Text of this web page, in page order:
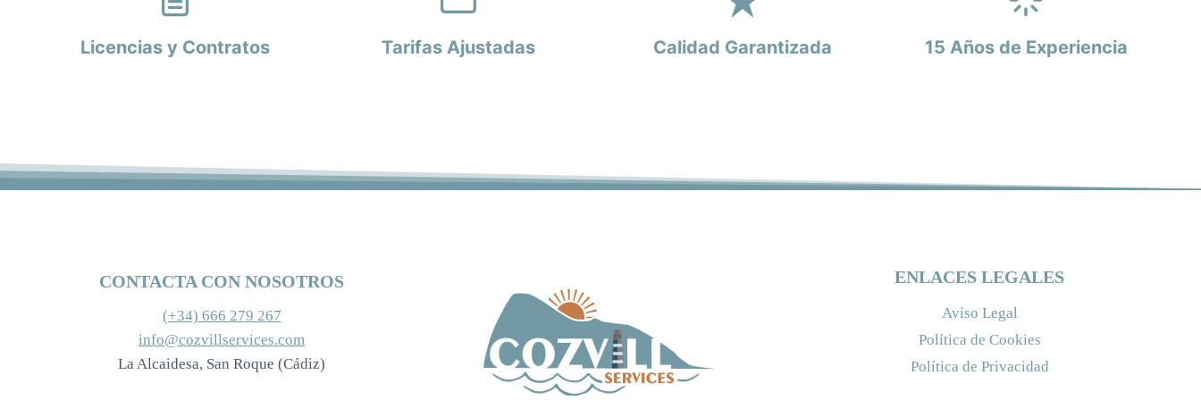
Licencias y Contratos Tarifas Ajustadas Calidad Garantizada 15 Años de Experiencia
CONTACTA CON NOSOTROS
(+34) 666 279 267
info@cozvillservices.com
La Alcaidesa, San Roque (Cádiz)
ENLACES LEGALES
Aviso Legal
Política de Cookies
Política de Privacidad